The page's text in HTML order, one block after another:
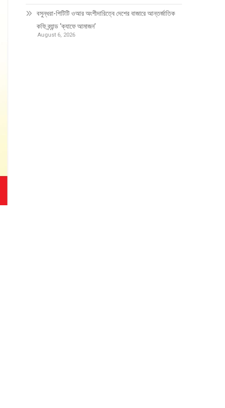
বসুন্ধরা-পিটিটি ওআর অংশীদারিত্বে দেশের বাজারে আন্তর্জাতিক
কফি ব্র্যান্ড ‘ক্যাফে আমাজন’
August 6, 2026